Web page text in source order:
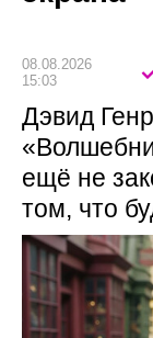
08.08.2026
15:03
Дэвид
ещё не
том, что